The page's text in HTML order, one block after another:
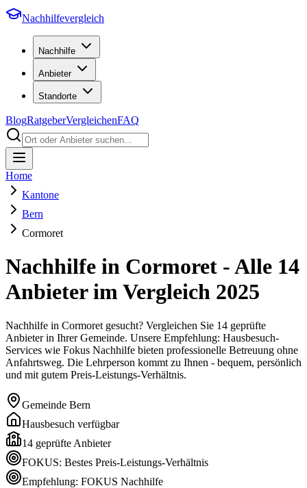
Nachhilfevergleich
Nachhilfe
Anbieter
Standorte
BlogRatgeberVergleichenFAQ
Home
Kantone
Bern
Cormoret
Nachhilfe in Cormoret - Alle 14
Anbieter im Vergleich 2025
Nachhilfe in Cormoret gesucht? Vergleichen Sie 14 geprüfte
Anbieter in Ihrer Gemeinde. Unsere Empfehlung: Hausbesuch-
Services wie Fokus Nachhilfe bieten professionelle Betreuung ohne
Anfahrtsweg. Die Lehrperson kommt zu Ihnen - bequem, persönlich
und mit gutem Preis-Leistungs-Verhältnis.
Gemeinde Bern
Hausbesuch verfügbar
14 geprüfte Anbieter
FOKUS: Bestes Preis-Leistungs-Verhältnis
Empfehlung: FOKUS Nachhilfe